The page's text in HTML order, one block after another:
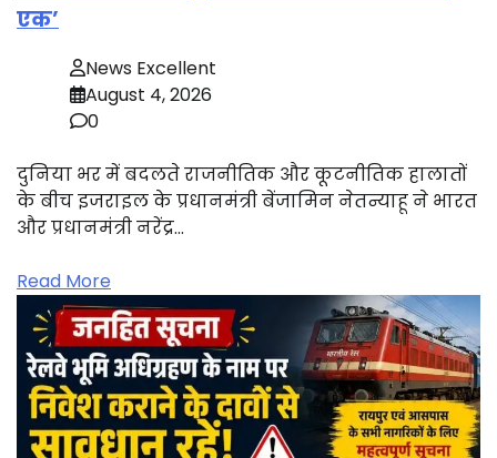
एक’
News Excellent
August 4, 2026
0
दुनिया भर में बदलते राजनीतिक और कूटनीतिक हालातों
के बीच इजराइल के प्रधानमंत्री बेंजामिन नेतन्याहू ने भारत
और प्रधानमंत्री नरेंद्र…
Read More